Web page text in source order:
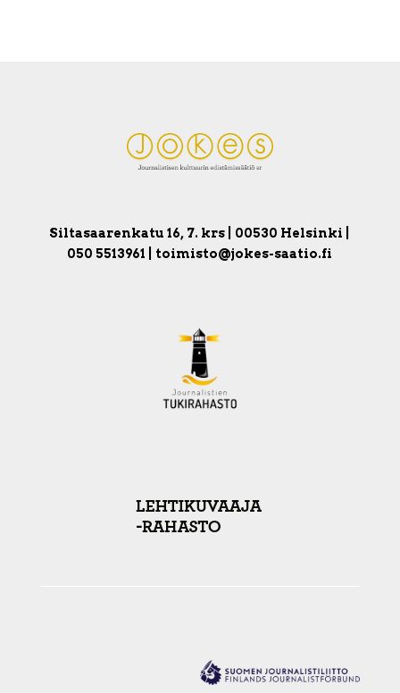
Siltasaarenkatu 16, 7. krs | 00530 Helsinki |
050 5513961 | toimisto@jokes-saatio.fi